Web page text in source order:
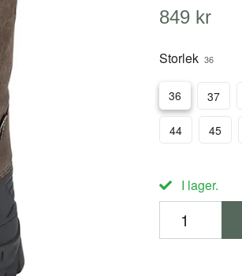
849 kr
Storlek 36
36 37
44 45
I lager.